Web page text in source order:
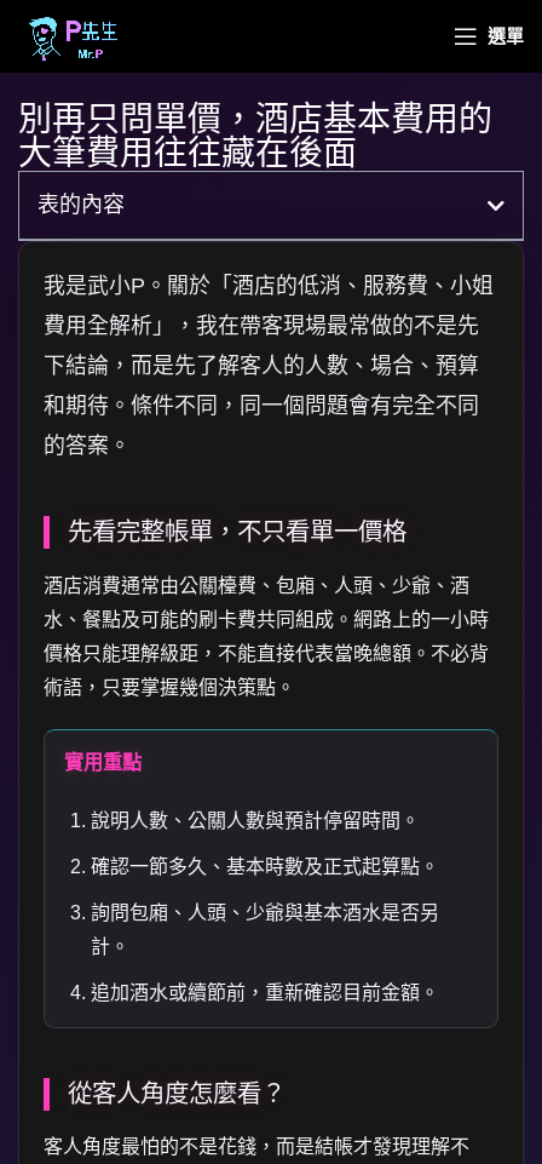
選單
別再只問單價，酒店基本費用的
大筆費用往往藏在後面
表的內容
我是武小P。關於「酒店的低消、服務費、小姐
費用全解析」，我在帶客現場最常做的不是先
下結論，而是先了解客人的人數、場合、預算
和期待。條件不同，同一個問題會有完全不同
的答案。
先看完整帳單，不只看單一價格
酒店消費通常由公關檯費、包廂、人頭、少爺、酒
水、餐點及可能的刷卡費共同組成。網路上的一小時
價格只能理解級距，不能直接代表當晚總額。不必背
術語，只要掌握幾個決策點。
實用重點
說明人數、公關人數與預計停留時間。
確認一節多久、基本時數及正式起算點。
詢問包廂、人頭、少爺與基本酒水是否另
計。
追加酒水或續節前，重新確認目前金額。
從客人角度怎麼看？
客人角度最怕的不是花錢，而是結帳才發現理解不